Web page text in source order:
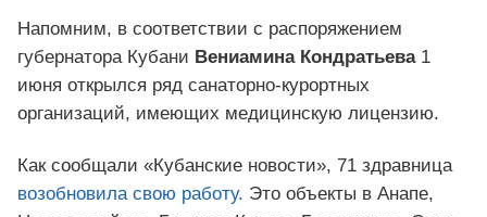
Напомним, в соответствии с распоряжением
губернатора Кубани Вениамина Кондратьева 1
июня открылся ряд санаторно-курортных
организаций, имеющих медицинскую лицензию.
Как сообщали «Кубанские новости», 71 здравница
возобновила свою работу. Это объекты в Анапе,